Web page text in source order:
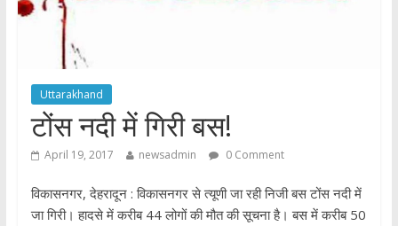
Uttarakhand
टोंस नदी में गिरी बस!
April 19, 2017 newsadmin 0 Comment
विकासनगर, देहरादून : विकासनगर से त्यूणी जा रही निजी बस टोंस नदी में
जा गिरी। हादसे में करीब 44 लोगों की मौत की सूचना है। बस में करीब 50